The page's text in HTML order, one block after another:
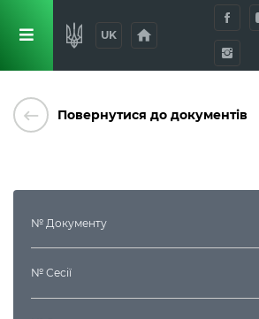
UK home
keyboard_backspace Повернутися до документів
№ Документу
№ Сесії